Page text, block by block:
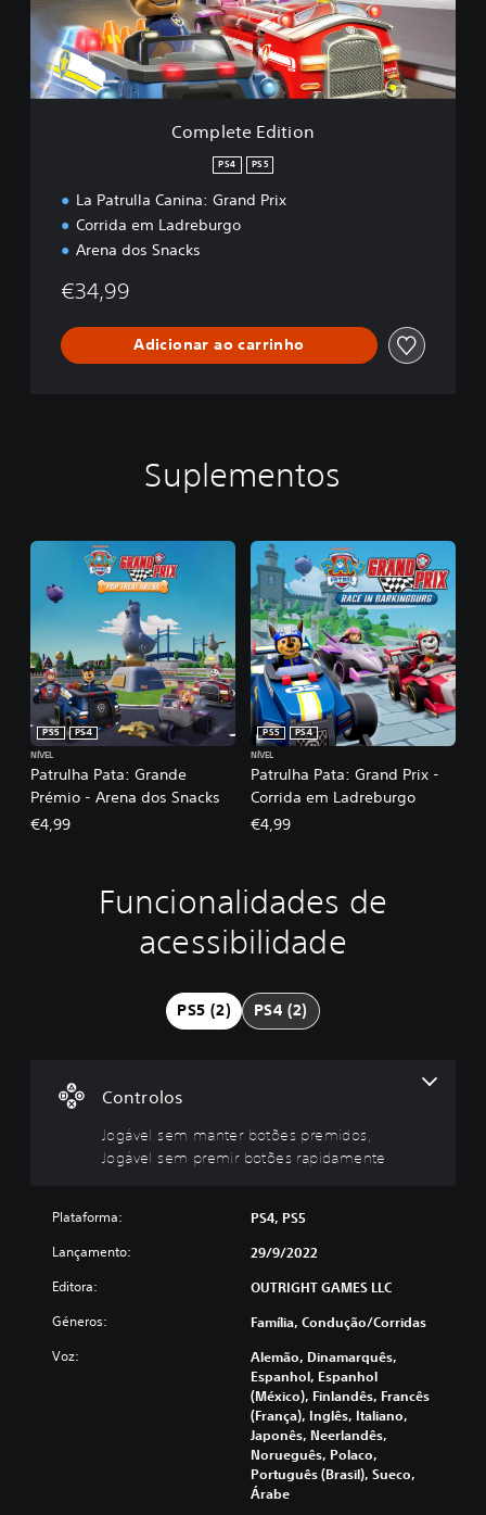
e
t
Complete Edition
PS4 PS5
La Patrulla Canina: Grand Prix
Corrida em Ladreburgo
Arena dos Snacks
€34,99
Adicionar ao carrinho
Suplementos
Patrulha Pata: Grande
Prémio - Arena dos Snacks
PS5
PS4
NÍVEL
€4,99
Patrulha Pata: Grand Prix -
Corrida em Ladreburgo
PS5
PS4
NÍVEL
€4,99
Funcionalidades de
acessibilidade
PS5 (2) PS4 (2)
Controlos
Jogável sem manter botões premidos,
Jogável sem premir botões rapidamente
J
o
m
a
n
r
b
Plataforma: PS4, PS5
Lançamento: 29/9/2022
Editora: OUTRIGHT GAMES LLC
Géneros: Família, Condução/corridas
Voz:
Alemão, Dinamarquês,
Espanhol, Espanhol
(México), Finlandês, Francês
(França), Inglês, Italiano,
Japonês, Neerlandês,
Norueguês, Polaco,
Português (Brasil), Sueco,
Árabe